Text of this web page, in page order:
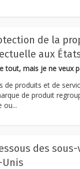
de la
aux
tout, mais je ne veux
de produits et de
de produit
ou...
des